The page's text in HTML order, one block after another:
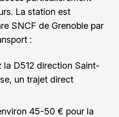
La station est
SNCF de Grenoble par
:
la D512 direction Saint-
un trajet direct
45-50 € pour la